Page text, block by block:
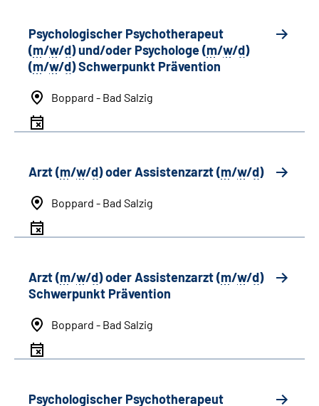
Psychologischer Psychotherapeut
(m/w/d) und/oder Psychologe (m/w/d)
(m/w/d) Schwerpunkt Prävention
Boppard - Bad Salzig
Arzt (m/w/d) oder Assistenzarzt (m/w/d)
Boppard - Bad Salzig
Arzt (m/w/d) oder Assistenzarzt (m/w/d)
Schwerpunkt Prävention
Boppard - Bad Salzig
Psychologischer Psychotherapeut